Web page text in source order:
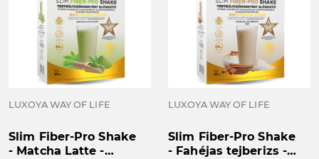
LUXOYA WAY OF LIFE
Slim Fiber-Pro Shake
- Matcha Latte -
LUXOYA WAY OF LIFE
Slim Fiber-Pro Shake
- Fahéjas tejberizs -